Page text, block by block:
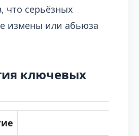
что серьёзных
измены или абьюза
ключевых